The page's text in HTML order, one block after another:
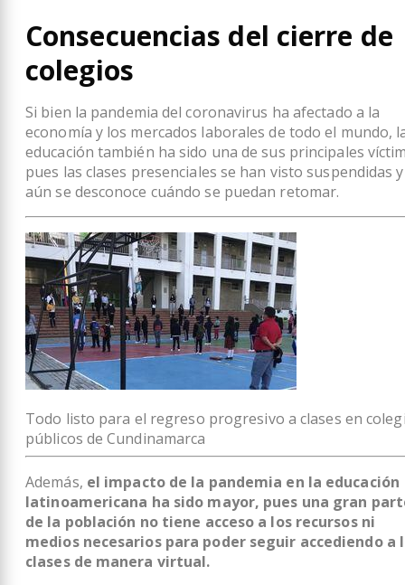
Consecuencias del cierre de
colegios
Si bien la pandemia del coronavirus ha afectado a la
economía y los mercados laborales de todo el mundo,
educación también ha sido una de sus principales
pues las clases presenciales se han visto suspendidas y
aún se desconoce cuándo se puedan retomar.
Todo listo para el regreso progresivo a clases en
públicos de Cundinamarca
Además, el impacto de la pandemia en la educación
latinoamericana ha sido mayor, pues una gran
de la población no tiene acceso a los recursos ni
medios necesarios para poder seguir accediendo a
clases de manera virtual.